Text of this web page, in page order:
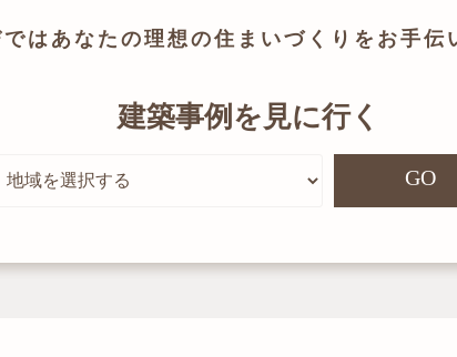
は あなたの理想の住まいづくりを お手伝
建築事例を見に行く
GO